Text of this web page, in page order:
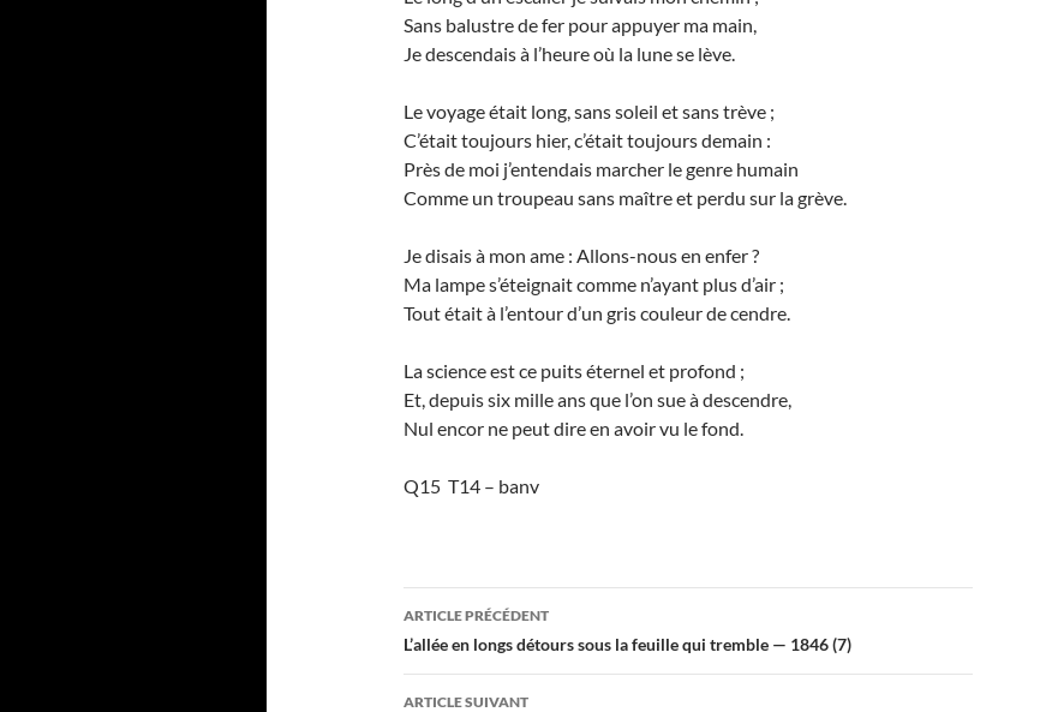
Sans balustre de fer pour appuyer ma main,
Je descendais à l’heure où la lune se lève.
Le voyage était long, sans soleil et sans trève ;
C’était toujours hier, c’était toujours demain :
Près de moi j’entendais marcher le genre humain
Comme un troupeau sans maître et perdu sur la grève.
Je disais à mon ame : Allons-nous en enfer ?
Ma lampe s’éteignait comme n’ayant plus d’air ;
Tout était à l’entour d’un gris couleur de cendre.
La science est ce puits éternel et profond ;
Et, depuis six mille ans que l’on sue à descendre,
Nul encor ne peut dire en avoir vu le fond.
Q15 T14 – banv
Navigation
des
articles
ARTICLE PRÉCÉDENT
L’allée en longs détours sous la feuille qui tremble — 1846 (7)
ARTICLE SUIVANT